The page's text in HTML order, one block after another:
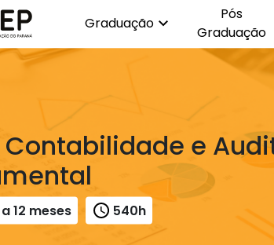
Graduação
Pós
Graduação
Contabilidade e
12 meses 540h